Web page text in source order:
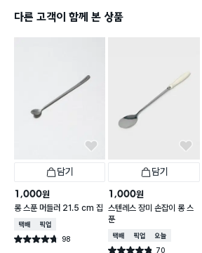
다른 고객이 함께 본 상품
담기
1,000원
롱 스푼 머들러 21.5 cm 집
택배배송매장픽업
별점 4.7점 98
건 작성
담기
1,000원
스텐레스 장미 손잡이 롱 스
푼
택배배송매장픽업오늘배송
별점 4.8점 70